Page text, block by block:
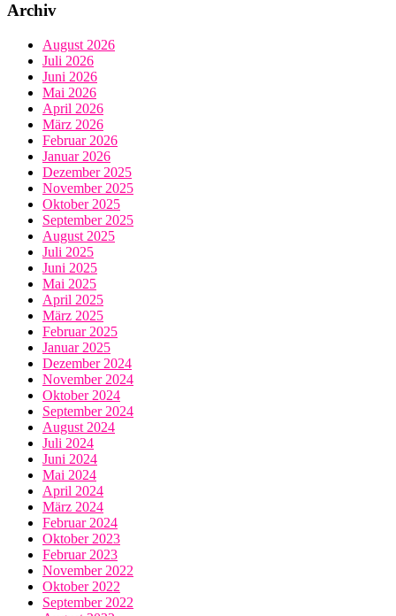
Archiv
August 2026
Juli 2026
Juni 2026
Mai 2026
April 2026
März 2026
Februar 2026
Januar 2026
Dezember 2025
November 2025
Oktober 2025
September 2025
August 2025
Juli 2025
Juni 2025
Mai 2025
April 2025
März 2025
Februar 2025
Januar 2025
Dezember 2024
November 2024
Oktober 2024
September 2024
August 2024
Juli 2024
Juni 2024
Mai 2024
April 2024
März 2024
Februar 2024
Oktober 2023
Februar 2023
November 2022
Oktober 2022
September 2022